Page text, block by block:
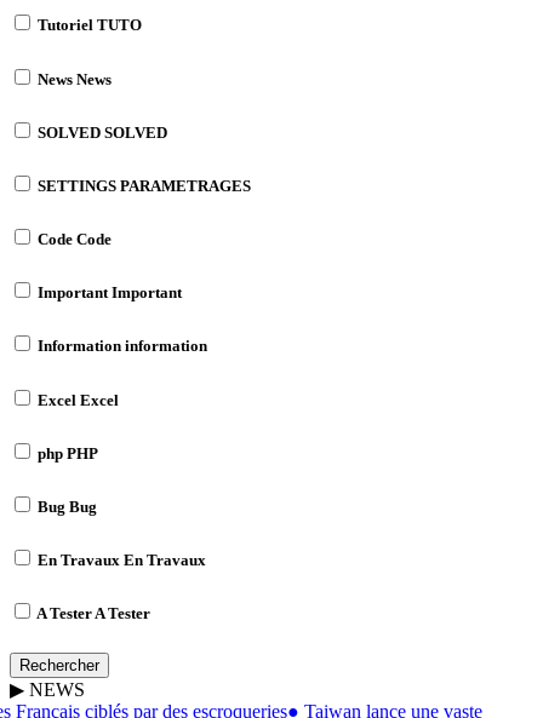
Tutoriel TUTO
News News
SOLVED SOLVED
SETTINGS PARAMETRAGES
Code Code
ImportantImportant
Information information
Excel Excel
php PHP
Bug Bug
En Travaux En Travaux
A TesterA Tester
Rechercher
▶ NEWS
Français ciblés par des escroqueries● Taiwan lance une vaste